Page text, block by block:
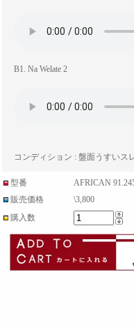
B1. Na Welate 2
コンディション : 盤面うすいス
型番
AFRICAN
販売価格
\3,800
購入数